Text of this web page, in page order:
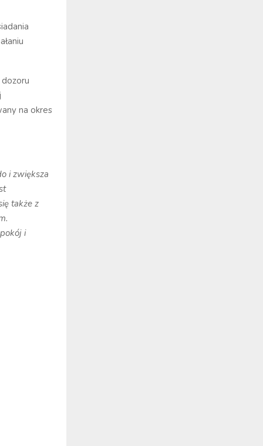
na okres
i zwiększa
także z
i